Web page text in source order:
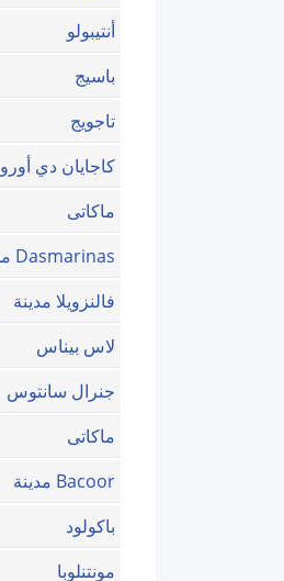
أنتيبولو
باسيج
تاجويج
كاجايان دي أورو
ماكاتى
Dasmarinas مدينة
فالنزويلا مدينة
لاس بيناس
جنرال سانتوس
ماكاتى
Bacoor مدينة
باكولود
مونتنلوبا